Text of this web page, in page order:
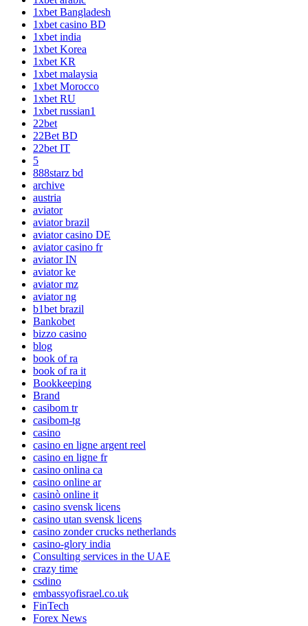
1xbet Bangladesh
1xbet casino BD
1xbet india
1xbet Korea
1xbet KR
1xbet malaysia
1xbet Morocco
1xbet RU
1xbet russian1
22bet
22Bet BD
22bet IT
5
888starz bd
archive
austria
aviator
aviator brazil
aviator casino DE
aviator casino fr
aviator IN
aviator ke
aviator mz
aviator ng
b1bet brazil
Bankobet
bizzo casino
blog
book of ra
book of ra it
Bookkeeping
Brand
casibom tr
casibom-tg
casino
casino en ligne argent reel
casino en ligne fr
casino onlina ca
casino online ar
casinò online it
casino svensk licens
casino utan svensk licens
casino zonder crucks netherlands
casino-glory india
Consulting services in the UAE
crazy time
csdino
embassyofisrael.co.uk
FinTech
Forex News